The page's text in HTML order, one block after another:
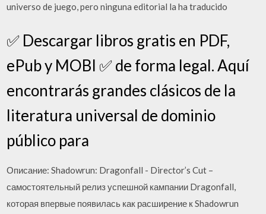
universo de juego, pero ninguna editorial la ha traducido
✅ Descargar libros gratis en PDF,
ePub y MOBI ✅ de forma legal. Aquí
encontrarás grandes clásicos de la
literatura universal de dominio
público para
Описание: Shadowrun: Dragonfall - Director’s Cut –
самостоятельный релиз успешной кампании Dragonfall,
которая впервые появилась как расширение к Shadowrun